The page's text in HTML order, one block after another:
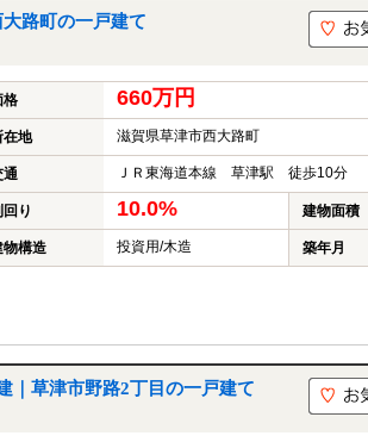
路町の一戸建て
格 660万円
在地 滋賀県草津市西大路町
通 ＪＲ東海道本線 草津駅 徒歩10分
回り 10.0% 建物面積
物構造 投資用/木造 築年月
草津市野路2丁目の一戸建て